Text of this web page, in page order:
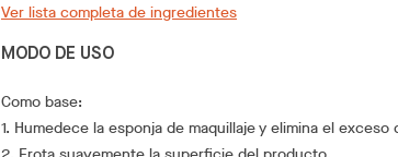
Ver lista completa de ingredientes
MODO DE USO
Como base:
1. Humedece la esponja de maquillaje y elimina el exceso